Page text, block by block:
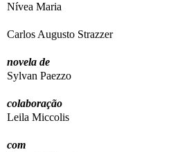
Nívea Maria
Carlos Augusto Strazzer
novela de
Sylvan Paezzo
colaboração
Leila Miccolis
com